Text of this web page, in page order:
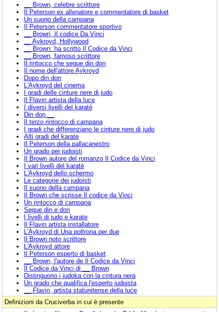
__ Brown, celebre scrittore
Il Peterson ex allenatore e commentatore di basket
Un suono della campana
Il Peterson commentatore sportivo
__ Brown, Il codice Da Vinci
__ Aykroyd, Hollywood
__ Brown: ha scritto Il Codice da Vinci
__ Brown, famoso scrittore
Il rintocco che segue din don
Il nome dell'attore Aykroyd
Dopo din don
L'Aykroyd del cinema
I gradi delle cinture nere di judo
Il Flavin artista della luce
I diversi livelli del karatè
Din don __
Il terzo rintocco di campana
I gradi che differenziano le cinture nere di judo
Alti gradi del karate
Il Peterson della pallacanestro
Un grado per judoisti
Il Brown autore del romanzo Il Codice da Vinci
I vari livelli del karatè
L'Aykroyd dello schermo
Le categorie dei judoisti
Il suono della campana
Il Brown che scrisse Il codice da Vinci
Un rintocco di campana
Segue din e don
I livelli di judo e karate
Il Flavin artista installatore
L'Aykroyd di Una poltrona per due
Il Brown noto scrittore
L'Aykroyd attore
Il Peterson esperto di basket
__ Brown, l'autore de Il Codice da Vinci
Il Codice da Vinci di __ Brown
Distinguono i judoka con la cintura nera
Un grado che qualifica l'esperto judoista
__ Flavin, artista statunitense della luce
Definizioni da Cruciverba in cui è presente